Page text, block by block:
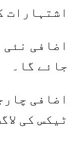
اشتہارات
جائے گا۔
اضافی
ٹیکس کی